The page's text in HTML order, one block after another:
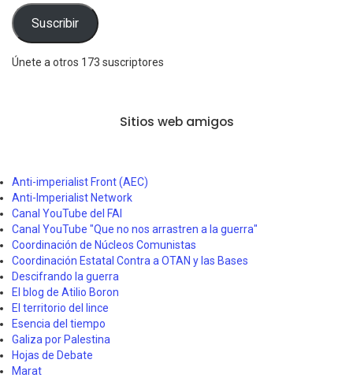
electrónico
Suscribir
Únete a otros 173 suscriptores
Sitios web amigos
Anti-imperialist Front (AEC)
Anti-Imperialist Network
Canal YouTube del FAI
Canal YouTube "Que no nos arrastren a la guerra"
Coordinación de Núcleos Comunistas
Coordinación Estatal Contra a OTAN y las Bases
Descifrando la guerra
El blog de Atilio Boron
El territorio del lince
Esencia del tiempo
Galiza por Palestina
Hojas de Debate
Marat